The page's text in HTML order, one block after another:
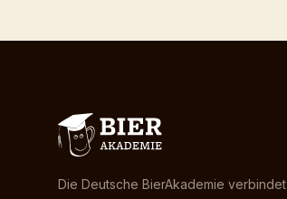
Die Deutsche BierAkademie verbindet